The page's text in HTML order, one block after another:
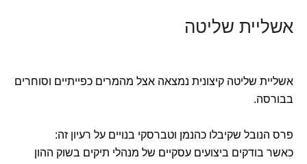
אשליית שליטה
אשליית שליטה קיצונית נמצאה אצל מהמרים כפייתיים וסוחרים
בבורסה.
פרס הנובל שקיבלו כהנמן וטברסקי בנויים על רעיון זה:
כאשר בודקים ביצועים עסקיים של מנהלי תיקים בשוק ההון